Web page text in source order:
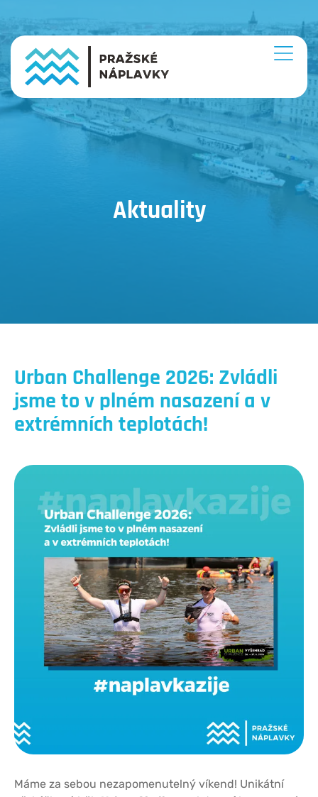
Aktuality
Urban Challenge 2026: Zvládli
jsme to v plném nasazení a v
extrémních teplotách!
Máme za sebou nezapomenutelný víkend! Unikátní